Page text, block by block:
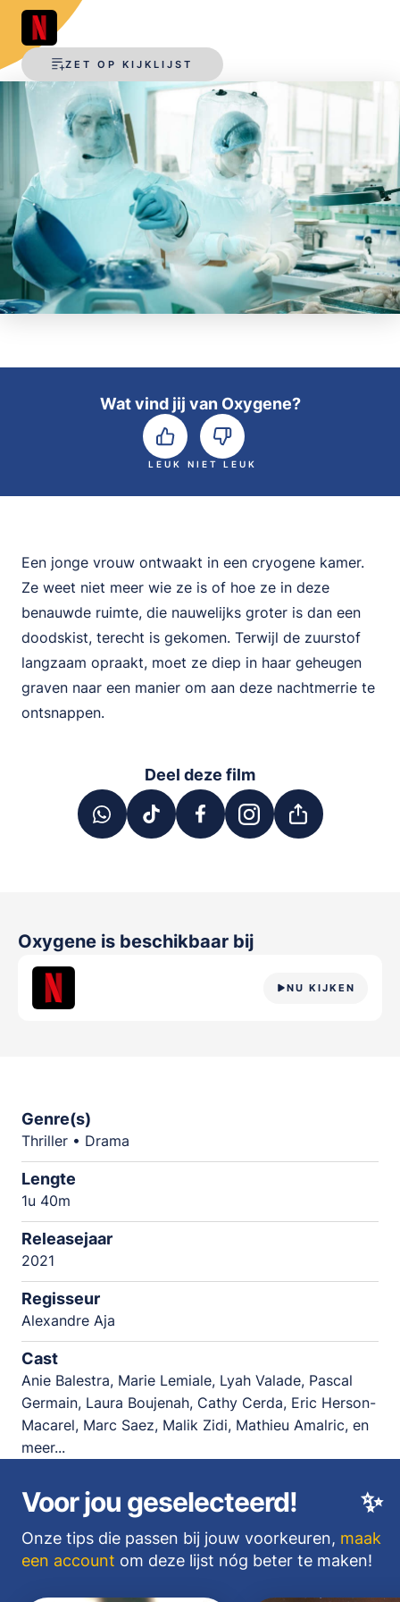
ZET OP KIJKLIJST
Wat vind jij van Oxygene?
LEUK NIET LEUK
Een jonge vrouw ontwaakt in een cryogene kamer.
Ze weet niet meer wie ze is of hoe ze in deze
benauwde ruimte, die nauwelijks groter is dan een
doodskist, terecht is gekomen. Terwijl de zuurstof
langzaam opraakt, moet ze diep in haar geheugen
graven naar een manier om aan deze nachtmerrie te
ontsnappen.
Deel deze film
Oxygene is beschikbaar bij
NU KIJKEN
Genre(s)
Thriller • Drama
Lengte
1u 40m
Releasejaar
2021
Regisseur
Alexandre Aja
Cast
Anie Balestra, Marie Lemiale, Lyah Valade, Pascal
Germain, Laura Boujenah, Cathy Cerda, Eric Herson-
Macarel, Marc Saez, Malik Zidi, Mathieu Amalric, en
meer...
✨
Voor jou geselecteerd!
Onze tips die passen bij jouw voorkeuren, maak
een account om deze lijst nóg beter te maken!